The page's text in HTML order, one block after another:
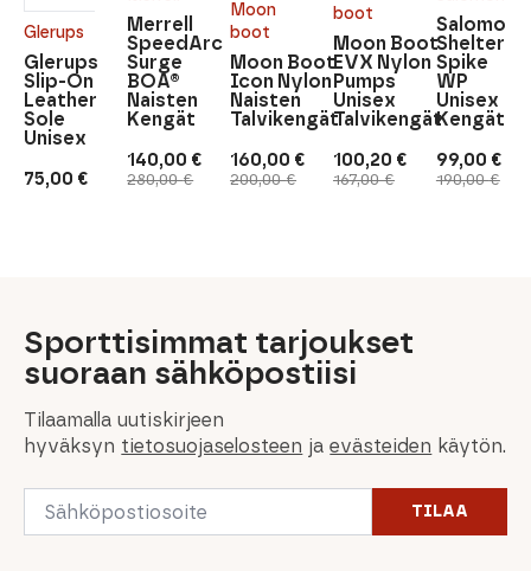
Glerups
75,00 €
Glerups
Slip-On
Leather
Sole
Unisex
280,00€
Alkuperäinen
hinta
140,00 €
Nykyinen
hinta
Merrell
SpeedArc
Surge
BOA®
Naisten
Kengät
Moon
boot
200,00€
Alkuperäinen
hinta
160,00 €
Nykyinen
hinta
Moon Boot
Icon Nylon
Naisten
Talvikengät
boot
167,00€
Alkuperäinen
hinta
100,20 €
Nykyinen
hinta
Moon Boot
EVX Nylon
Pumps
Unisex
Talvikengät
190,00€
hinta
99,00 €
Nykyinen
hinta
Salomon
Shelter
Spike
WP
Unisex
Kengät
Sporttisimmat tarjoukset
suoraan sähköpostiisi
Tilaamalla uutiskirjeen
hyväksyn tietosuojaselosteen jaevästeiden käytön.
Email
TILAA